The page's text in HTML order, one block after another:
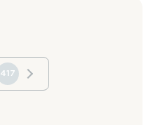
417